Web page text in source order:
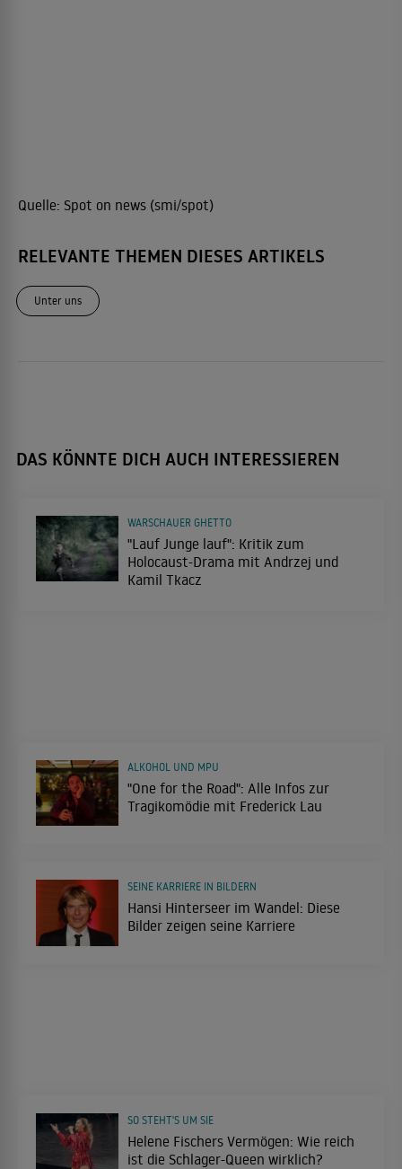
Quelle: Spot on news (smi/spot)
RELEVANTE THEMEN DIESES ARTIKELS
Unter uns
DAS KÖNNTE DICH AUCH INTERESSIEREN
"Lauf Junge lauf": Kritik zum
Holocaust-Drama mit Andrzej und
Kamil Tkacz
WARSCHAUER GHETTO
"One for the Road": Alle Infos zur
Tragikomödie mit Frederick Lau
ALKOHOL UND MPU
Hansi Hinterseer im Wandel: Diese
Bilder zeigen seine Karriere
SEINE KARRIERE IN BILDERN
Helene Fischers Vermögen: Wie reich
ist die Schlager-Queen wirklich?
SO STEHT'S UM SIE